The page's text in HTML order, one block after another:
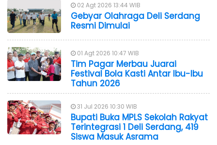
02 Agt 2026 13:44 WIB
Gebyar Olahraga Deli Serdang
Resmi Dimulai
01 Agt 2026 10:47 WIB
Tim Pagar Merbau Juarai
Festival Bola Kasti Antar Ibu-Ibu
Tahun 2026
31 Jul 2026 10:30 WIB
Bupati Buka MPLS Sekolah Rakyat
Terintegrasi 1 Deli Serdang, 419
Siswa Masuk Asrama